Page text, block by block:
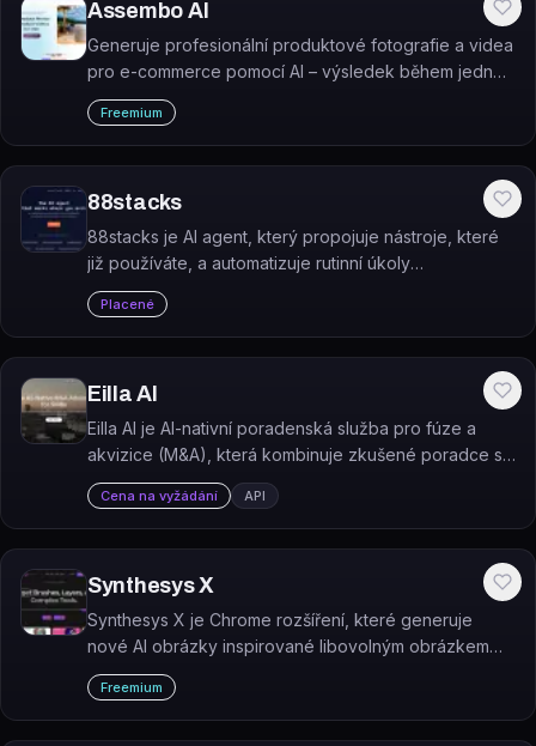
Assembo AI
Generuje profesionální produktové fotografie a videa
pro e-commerce pomocí AI – výsledek během jedné
minuty.
Freemium
88stacks
88stacks je AI agent, který propojuje nástroje, které
již používáte, a automatizuje rutinní úkoly
prostřednictvím přirozeného jazyka.
Placené
Eilla AI
Eilla AI je AI-nativní poradenská služba pro fúze a
akvizice (M&A), která kombinuje zkušené poradce s
automatizací pomocí AI pro malé a střední podniky.
Cena na vyžádání API
Synthesys X
Synthesys X je Chrome rozšíření, které generuje
nové AI obrázky inspirované libovolným obrázkem
nalezeným na webu.
Freemium